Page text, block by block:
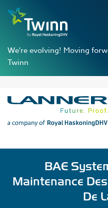
We're evolving! Moving
Twinn
BAE
Maintenance
De